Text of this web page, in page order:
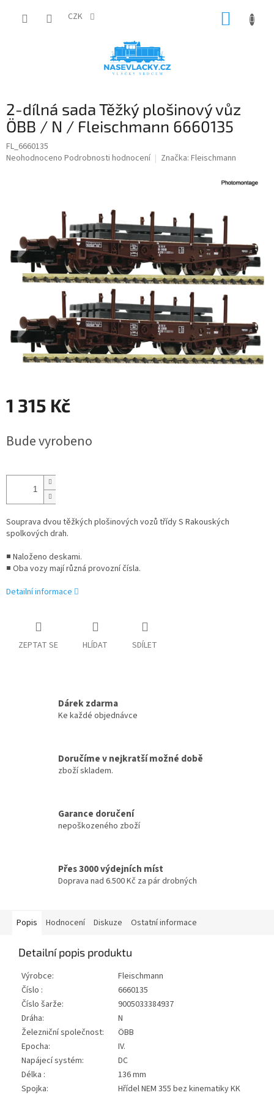
CZK
2-dílná sada Těžký plošinový vůz
ÖBB / N / Fleischmann 6660135
FL_6660135
Průměrné
hvězdiček.
Neohodnoceno Podrobnosti hodnocení Značka: Fleischmann
1 315 Kč
cena:
Bude vyrobeno
Souprava dvou těžkých plošinových vozů třídy S Rakouských
spolkových drah.
■ Naloženo deskami.
■ Oba vozy mají různá provozní čísla.
Detailní informace
ZEPTAT SE HLÍDAT SDÍLET
Dárek zdarma
Ke každé objednávce
Doručíme v nejkratší možné době
zboží skladem.
Garance doručení
nepoškozeného zboží
Přes 3000 výdejních míst
Doprava nad 6.500 Kč za pár drobných
Popis Hodnocení Diskuze Ostatní informace
Detailní popis produktu
Výrobce:
Fleischmann
Číslo :
6660135
Číslo šarže:
9005033384937
Dráha:
N
Železniční společnost:
ÖBB
Epocha:
IV.
Napájecí systém:
DC
Délka :
136 mm
Spojka:
Hřídel NEM 355 bez kinematiky KK